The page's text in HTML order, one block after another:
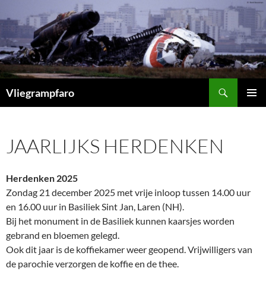
naar
inhoud
Vliegrampfaro
JAARLIJKS HERDENKEN
Herdenken 2025
Zondag 21 december 2025 met vrije inloop tussen 14.00 uur
en 16.00 uur in Basiliek Sint Jan, Laren (NH).
Bij het monument in de Basiliek kunnen kaarsjes worden
gebrand en bloemen gelegd.
Ook dit jaar is de koffiekamer weer geopend. Vrijwilligers van
de parochie verzorgen de koffie en de thee.